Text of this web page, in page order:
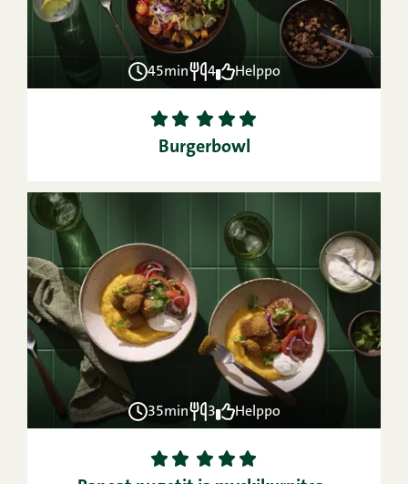
45min 4 Helppo
1 2 3 4
5
Burgerbowl
35min 3 Helppo
1 2 3 4
5